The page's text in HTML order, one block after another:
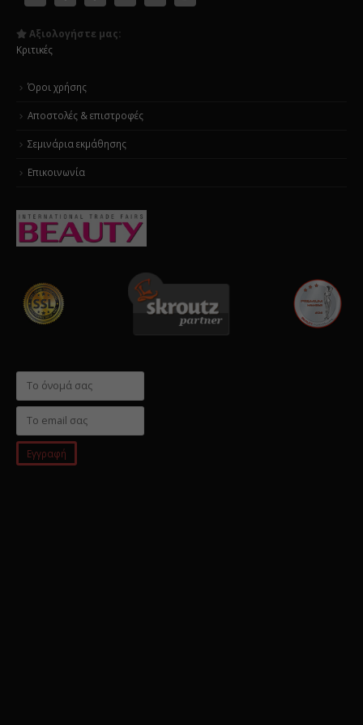
Αξιολογήστε μας:
Κριτικές
Όροι χρήσης
Αποστολές & επιστροφές
Σεμινάρια εκμάθησης
Επικοινωνία